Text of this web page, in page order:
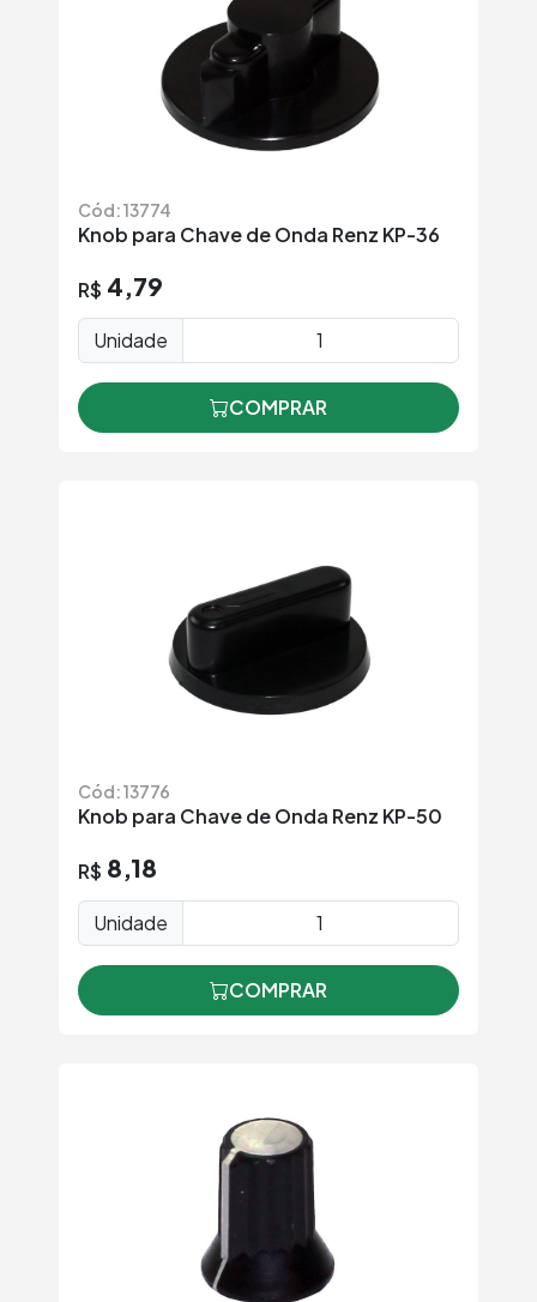
Cód: 13774
Knob para Chave de Onda Renz KP-36
R$ 4,79
Unidade
COMPRAR
Cód: 13776
Knob para Chave de Onda Renz KP-50
R$ 8,18
Unidade
COMPRAR